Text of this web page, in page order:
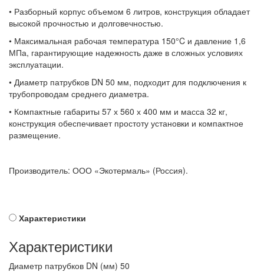
• Разборный корпус объемом 6 литров, конструкция обладает
высокой прочностью и долговечностью.
• Максимальная рабочая температура 150°C и давление 1,6
МПа, гарантирующие надежность даже в сложных условиях
эксплуатации.
• Диаметр патрубков DN 50 мм, подходит для подключения к
трубопроводам среднего диаметра.
• Компактные габариты 57 х 560 х 400 мм и масса 32 кг,
конструкция обеспечивает простоту установки и компактное
размещение.
Производитель: ООО «Экотермаль» (Россия).
Характеристики
Характеристики
Диаметр патрубков DN (мм) 50